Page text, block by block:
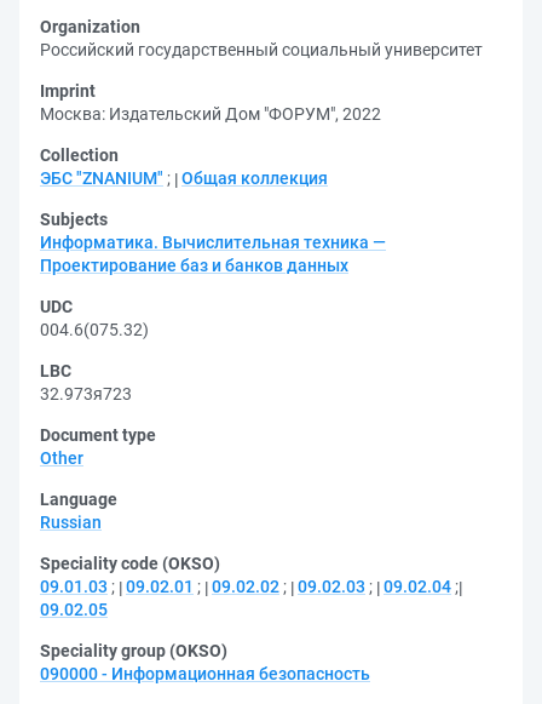
Organization
Российский государственный социальный университет
Imprint
Москва: Издательский Дом "ФОРУМ", 2022
Collection
ЭБС "ZNANIUM" ; Общая коллекция
Subjects
Информатика. Вычислительная техника —
Проектирование баз и банков данных
UDC
004.6(075.32)
LBC
32.973я723
Document type
Other
Language
Russian
Speciality code (OKSO)
09.01.03 ; 09.02.01 ; 09.02.02 ; 09.02.03 ; 09.02.04 ;
09.02.05
Speciality group (OKSO)
090000 - Информационная безопасность